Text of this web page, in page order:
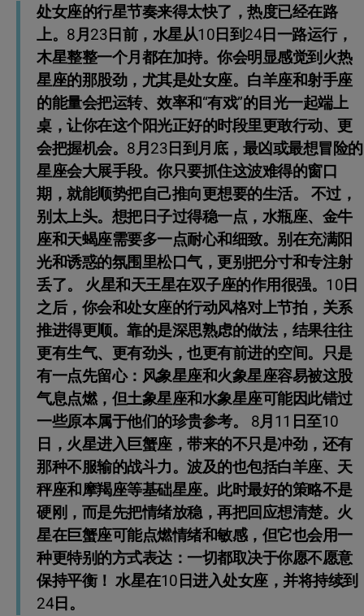
处女座的行星节奏来得太快了，热度已经在路
上。8月23日前，水星从10日到24日一路运行，
木星整整一个月都在加持。你会明显感觉到火热
星座的那股劲，尤其是处女座。白羊座和射手座
的能量会把运转、效率和“有戏”的目光一起端上
桌，让你在这个阳光正好的时段里更敢行动、更
会把握机会。8月23日到月底，最凶或最想冒险的
星座会大展手段。你只要抓住这波难得的窗口
期，就能顺势把自己推向更想要的生活。 不过，
别太上头。想把日子过得稳一点，水瓶座、金牛
座和天蝎座需要多一点耐心和细致。别在充满阳
光和诱惑的氛围里松口气，更别把分寸和专注射
丢了。 火星和天王星在双子座的作用很强。10日
之后，你会和处女座的行动风格对上节拍，关系
推进得更顺。靠的是深思熟虑的做法，结果往往
更有生气、更有劲头，也更有前进的空间。只是
有一点先留心：风象星座和火象星座容易被这股
气息点燃，但土象星座和水象星座可能因此错过
一些原本属于他们的珍贵参考。 8月11日至10
日，火星进入巨蟹座，带来的不只是冲劲，还有
那种不服输的战斗力。波及的也包括白羊座、天
秤座和摩羯座等基础星座。此时最好的策略不是
硬刚，而是先把情绪放稳，再把回应想清楚。火
星在巨蟹座可能点燃情绪和敏感，但它也会用一
种更特别的方式表达：一切都取决于你愿不愿意
保持平衡！ 水星在10日进入处女座，并将持续到
24日。